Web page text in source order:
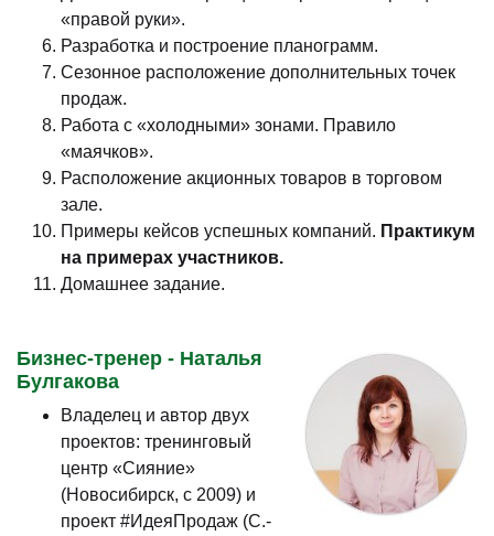
«правой руки».
Разработка и построение планограмм.
Сезонное расположение дополнительных точек
продаж.
Работа с «холодными» зонами. Правило
«маячков».
Расположение акционных товаров в торговом
зале.
Примеры кейсов успешных компаний. Практикум
на примерах участников.
Домашнее задание.
Бизнес-тренер - Наталья
Булгакова
Владелец и автор двух
проектов: тренинговый
центр «Сияние»
(Новосибирск, с 2009) и
проект #ИдеяПродаж (С.-